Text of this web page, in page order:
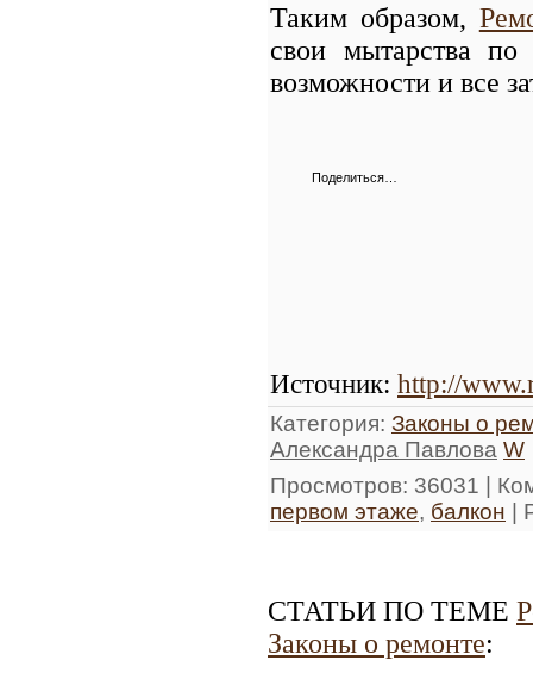
Таким образом,
свои мытарства по
возможности и все
Поделиться…
Источник: http://
Категория: Законы о
Александра Павлова W
Просмотров: 36031 |
первом этаже, балкон |
СТАТЬИ ПО ТЕМЕ
Законы о ремонте: